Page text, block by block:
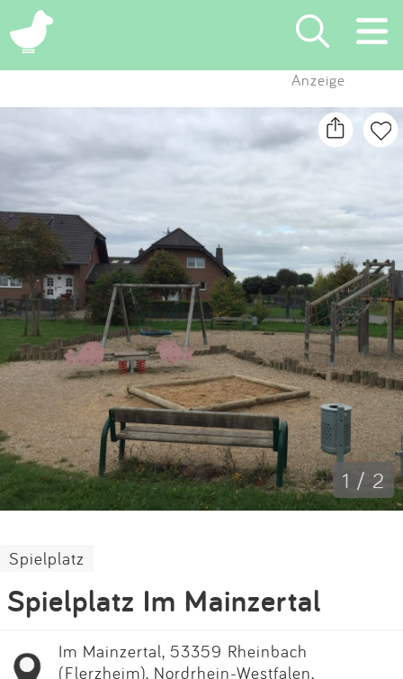
×
Suchen
Eintragen
Blog
Partner
Kontakt
Impressum
Anmelden
Anzeige
1 / 2
Spielplatz
Spielplatz Im Mainzertal
Im Mainzertal, 53359 Rheinbach
(Flerzheim), Nordrhein-Westfalen,